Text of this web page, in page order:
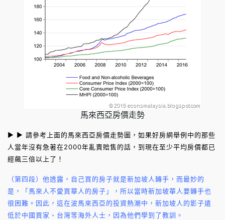
馬來西亞房價走勢
► ► 請參考上面的馬來西亞房價走勢圖，如果好房網舉例中的那些
人當年沒有急著在2000年亂賣賠售的話，到現在至少平均房價都已
經飆三倍以上了！
（第四段）他透露，自己買的房子就是新加坡人轉手，而最妙的
是，「馬來人不愛買華人的房子」，所以當時新加坡華人要轉手也
很困難。因此，這在波馬來西亞的投資熱潮中，新加坡人的影子遠
低於中國買家、台灣等海外人士，因為他們學到了教訓。